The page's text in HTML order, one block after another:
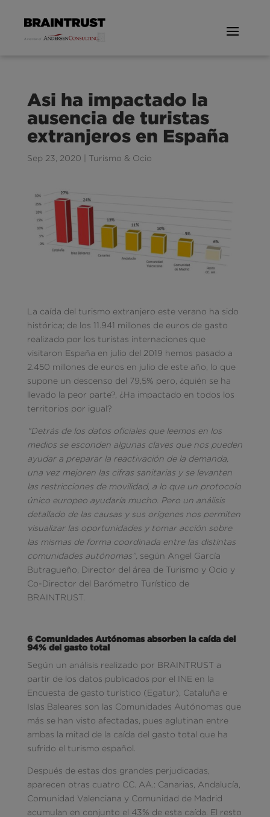
Asi ha impactado la
ausencia de turistas
extranjeros en España
Sep 23, 2020 Turismo & Ocio
La caída del turismo extranjero este verano ha sido
histórica; de los 11.941 millones de euros de gasto
realizado por los turistas internaciones que
visitaron España en julio del 2019 hemos pasado a
2.450 millones de euros en julio de este año, lo que
supone un descenso del 79,5% pero, ¿quién se ha
llevado la peor parte?, ¿Ha impactado en todos los
territorios por igual?
“Detrás de los datos oficiales que leemos en los
medios se esconden algunas claves que nos pueden
ayudar a preparar la reactivación de la demanda,
una vez mejoren las cifras sanitarias y se levanten
las restricciones de movilidad, a lo que un protocolo
único europeo ayudaría mucho. Pero un análisis
detallado de las causas y sus orígenes nos permiten
visualizar las oportunidades y tomar acción sobre
las mismas de forma coordinada entre las distintas
comunidades autónomas”, según Angel García
Butragueño, Director del área de Turismo y Ocio y
Co-Director del Barómetro Turístico de
BRAINTRUST.
6 Comunidades Autónomas absorben la caída del
94% del gasto total
Según un análisis realizado por BRAINTRUST a
partir de los datos publicados por el INE en la
Encuesta de gasto turístico (Egatur), Cataluña e
Islas Baleares son las Comunidades Autónomas que
más se han visto afectadas, pues aglutinan entre
ambas la mitad de la caída del gasto total que ha
sufrido el turismo español.
Después de estas dos grandes perjudicadas,
aparecen otras cuatro CC. AA.: Canarias, Andalucía,
Comunidad Valenciana y Comunidad de Madrid
acumulan en conjunto el 43% de esta caída. El resto